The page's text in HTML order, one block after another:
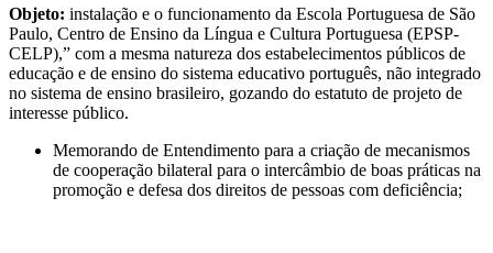
Objeto: instalação e o funcionamento da Escola Portuguesa de São
Paulo, Centro de Ensino da Língua e Cultura Portuguesa (EPSP-
CELP),” com a mesma natureza dos estabelecimentos públicos de
educação e de ensino do sistema educativo português, não integrado
no sistema de ensino brasileiro, gozando do estatuto de projeto de
interesse público.
Memorando de Entendimento para a criação de mecanismos
de cooperação bilateral para o intercâmbio de boas práticas na
promoção e defesa dos direitos de pessoas com deficiência;